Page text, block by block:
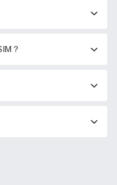
？